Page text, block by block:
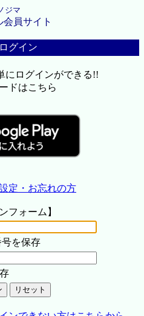
ジマ
会員サイト
グイン
にログインができる!!
ドはこちら
定・お忘れの方
フォーム】
号を保存